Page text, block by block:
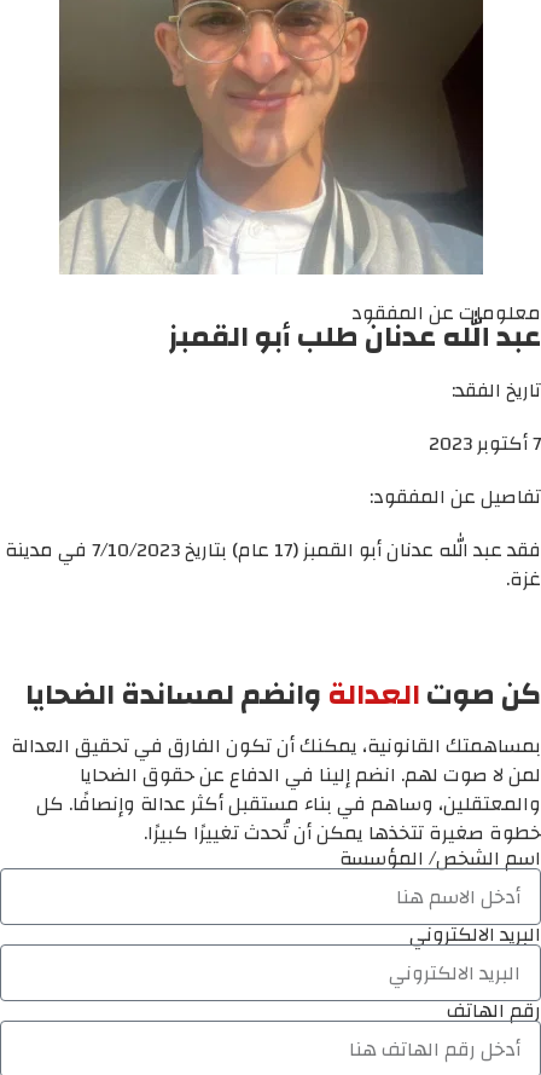
معلومات عن المفقود
عبد الله عدنان طلب أبو القمبز
تاريخ الفقد:
7 أكتوبر 2023
تفاصيل عن المفقود:
فقد عبد الله عدنان أبو القمبز (17 عام) بتاريخ 7/10/2023 في مدينة
غزة.
كن صوتالعدالةوانضم لمساندة الضحايا
بمساهمتك القانونية، يمكنك أن تكون الفارق في تحقيق العدالة
لمن لا صوت لهم. انضم إلينا في الدفاع عن حقوق الضحايا
والمعتقلين، وساهم في بناء مستقبل أكثر عدالة وإنصافًا. كل
خطوة صغيرة تتخذها يمكن أن تُحدث تغييرًا كبيرًا.
اسم الشخص/ المؤسسة
البريد الالكتروني
رقم الهاتف